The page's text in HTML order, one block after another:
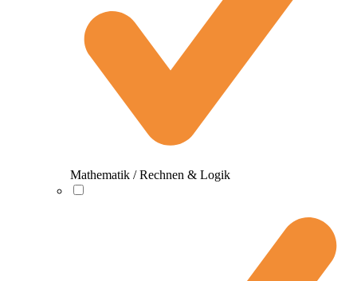
Mathematik / Rechnen & Logik